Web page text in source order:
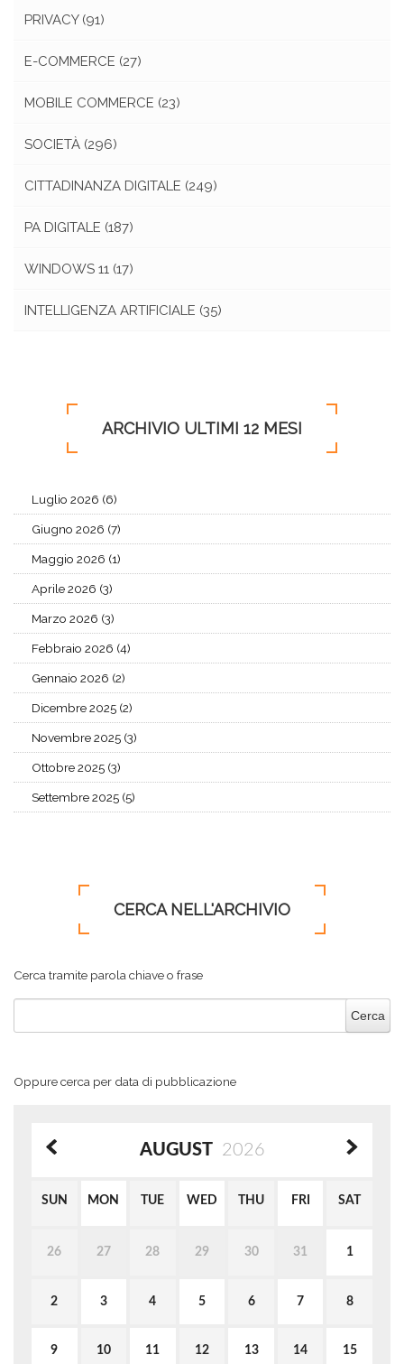
PRIVACY (91)
E-COMMERCE (27)
MOBILE COMMERCE (23)
SOCIETÀ (296)
CITTADINANZA DIGITALE (249)
PA DIGITALE (187)
WINDOWS 11 (17)
INTELLIGENZA ARTIFICIALE (35)
ARCHIVIO ULTIMI 12 MESI
Luglio 2026 (6)
Giugno 2026 (7)
Maggio 2026 (1)
Aprile 2026 (3)
Marzo 2026 (3)
Febbraio 2026 (4)
Gennaio 2026 (2)
Dicembre 2025 (2)
Novembre 2025 (3)
Ottobre 2025 (3)
Settembre 2025 (5)
CERCA NELL'ARCHIVIO
Cerca tramite parola chiave o frase
Oppure cerca per data di pubblicazione
AUGUST 2026
SUN MON TUE WED THU FRI SAT
26 27 28 29 30 31 1
2 3 4 5 6 7 8
9 10 11 12 13 14 15